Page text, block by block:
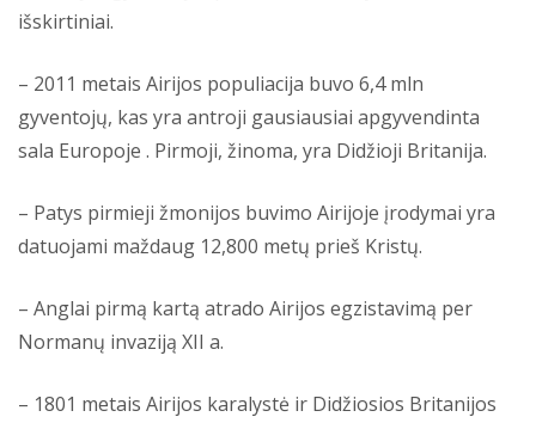
išskirtiniai.
– 2011 metais Airijos populiacija buvo 6,4 mln
gyventojų, kas yra antroji gausiausiai apgyvendinta
sala Europoje . Pirmoji, žinoma, yra Didžioji Britanija.
– Patys pirmieji žmonijos buvimo Airijoje įrodymai yra
datuojami maždaug 12,800 metų prieš Kristų.
– Anglai pirmą kartą atrado Airijos egzistavimą per
Normanų invaziją XII a.
– 1801 metais Airijos karalystė ir Didžiosios Britanijos